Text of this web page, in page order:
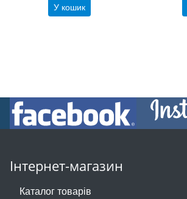
У кошик
Інтернет-магазин
Каталог товарів